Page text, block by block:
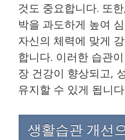
것도 중요합니다. 또
박을 과도하게 높여
자신의 체력에 맞게
합니다. 이러한 습관
장 건강이 향상되고,
유지할 수 있게 됩니
생활습관 개선